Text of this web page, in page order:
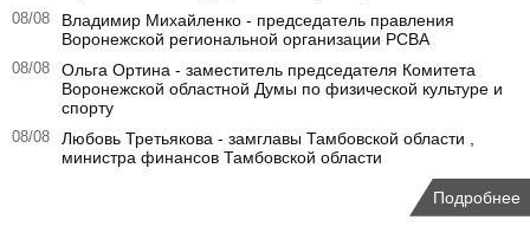
08/08
Владимир Михайленко - председатель правления
Воронежской региональной организации РСВА
08/08
Ольга Ортина - заместитель председателя Комитета
Воронежской областной Думы по физической культуре и
спорту
08/08
Любовь Третьякова - замглавы Тамбовской области ,
министра финансов Тамбовской области
Подробнее